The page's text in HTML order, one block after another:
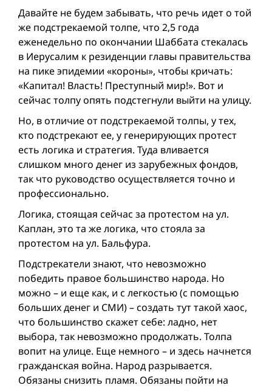
Давайте не будем забывать, что речь идет о той
же подстрекаемой толпе, что 2,5 года
еженедельно по окончании Шаббата стекалась
в Иерусалим к резиденции главы правительства
на пике эпидемии «короны», чтобы кричать:
«Капитал! Власть! Преступный мир!». Вот и
сейчас толпу опять подстегнули выйти на улицу.
Но, в отличие от подстрекаемой толпы, у тех,
кто подстрекают ее, у генерирующих протест
есть логика и стратегия. Туда вливается
слишком много денег из зарубежных фондов,
так что руководство осуществляется точно и
профессионально.
Логика, стоящая сейчас за протестом на ул.
Каплан, это та же логика, что стояла за
протестом на ул. Бальфура.
Подстрекатели знают, что невозможно
победить правое большинство народа. Но
можно – и еще как, и с легкостью (с помощью
больших денег и СМИ) – создать тут такой хаос,
что большинство скажет себе: ладно, нет
выбора, так невозможно продолжать. Толпа
вопит на улице. Еще немного – и здесь начнется
гражданская вой­на. Народ разрывается.
Обязаны снизить пламя. Обязаны пойти на